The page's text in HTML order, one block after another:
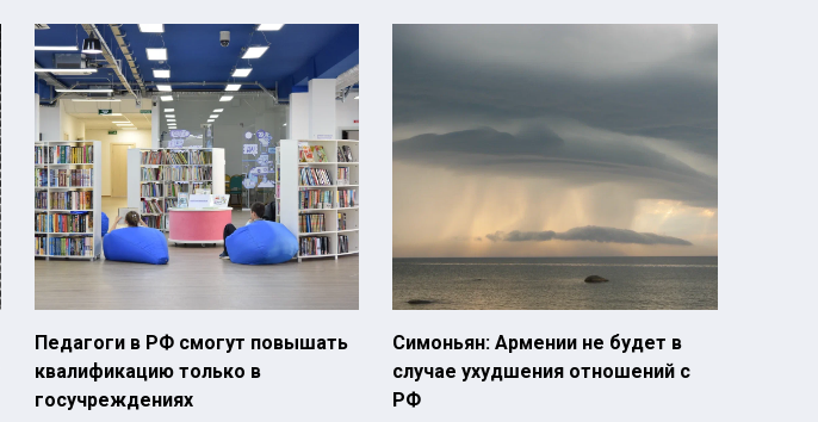
Педагоги в РФ смогут повышать
квалификацию только в
госучреждениях
Симоньян: Армении не будет в
случае ухудшения отношений с
РФ